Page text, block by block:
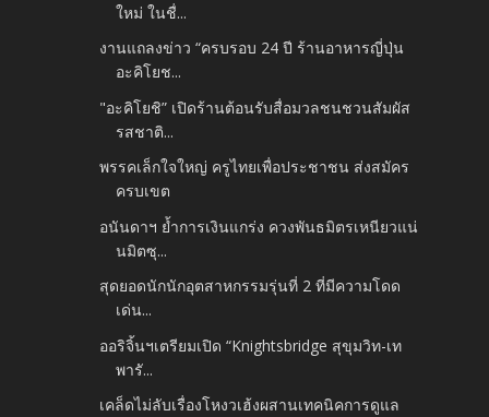
ใหม่ ในชื่...
งานแถลงข่าว “ครบรอบ 24 ปี ร้านอาหารญี่ปุ่น
อะคิโยช...
"อะคิโยชิ” เปิดร้านต้อนรับสื่อมวลชนชวนสัมผัส
รสชาติ...
พรรคเล็กใจใหญ่ ครูไทยเพื่อประชาชน ส่งสมัคร
ครบเขต
อนันดาฯ ย้ำการเงินแกร่ง ควงพันธมิตรเหนียวแน่
นมิตซุ...
สุดยอดนักนักอุตสาหกรรมรุ่นที่ 2 ที่มีความโดด
เด่น...
ออริจิ้นฯเตรียมเปิด “Knightsbridge สุขุมวิท-เท
พารั...
เคล็ดไม่ลับเรื่องโหงวเฮ้งผสานเทคนิคการดูแล